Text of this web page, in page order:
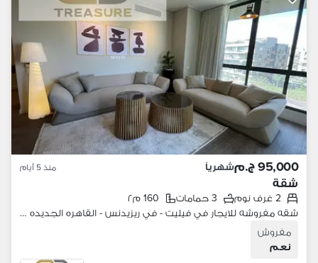
95,000 ج.م شهرياً منذ 5 أيام
شقة
2 غرف نوم 3 حمامات
160 م٢
شقه مفروشه للايجار في فيليت - في ريزيدنس - القاهره الجديده - Villette -V Residence - new cairo
مفروش
نعم